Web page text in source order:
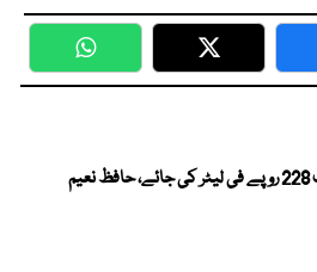
WhatsApp Twitter
پیٹرول کی قیمت 228 روپے فی لیٹر کی جائے، حافظ نعیم